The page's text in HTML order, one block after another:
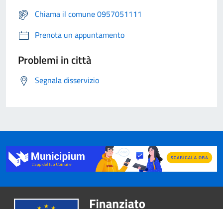
Chiama il comune 0957051111
Prenota un appuntamento
Problemi in città
Segnala disservizio